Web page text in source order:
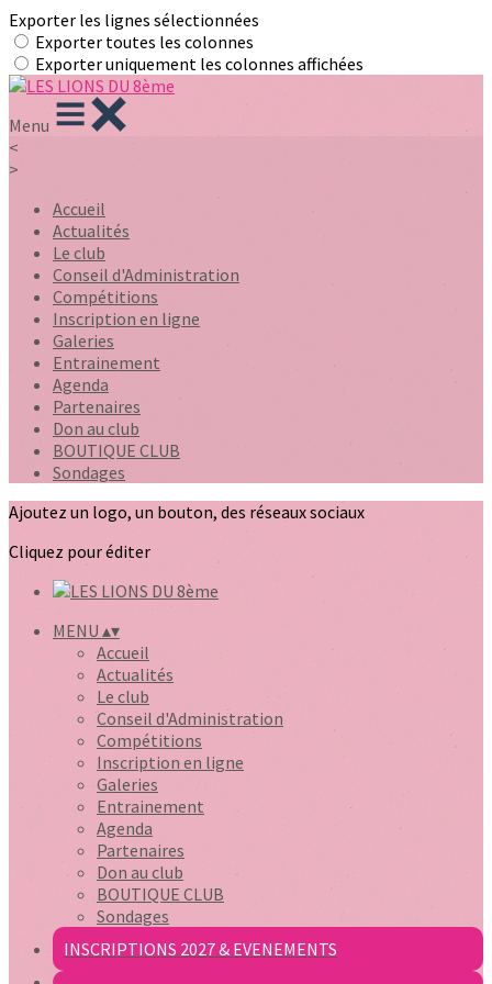
Exporter les lignes sélectionnées
Exporter toutes les colonnes
Exporter uniquement les colonnes affichées
Menu
<
>
Accueil
Actualités
Le club
Conseil d'Administration
Compétitions
Inscription en ligne
Galeries
Entrainement
Agenda
Partenaires
Don au club
BOUTIQUE CLUB
Sondages
Ajoutez un logo, un bouton, des réseaux sociaux
Cliquez pour éditer
MENU▴▾
Accueil
Actualités
Le club
Conseil d'Administration
Compétitions
Inscription en ligne
Galeries
Entrainement
Agenda
Partenaires
Don au club
BOUTIQUE CLUB
Sondages
INSCRIPTIONS 2027 & EVENEMENTS